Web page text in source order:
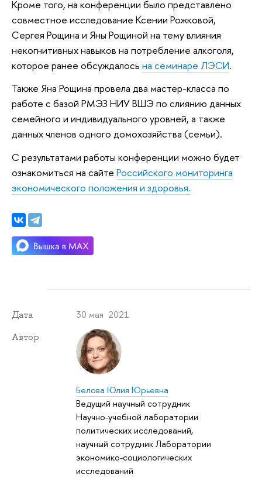
Кроме того, на конференции было представлено
совместное исследование Ксении Рожковой,
Сергея Рощина и Яны Рощиной на тему влияния
некогнитивных навыков на потребление алкоголя,
которое ранее обсуждалось на семинаре ЛЭСИ.
Также Яна Рощина провела два мастер-класса по
работе с базой РМЭЗ НИУ ВШЭ по слиянию данных
семейного и индивидуального уровней, а также
данных членов одного домохозяйства (семьи).
С результатами работы конференции можно будет
ознакомиться на сайте Российского мониторинга
экономического положения и здоровья.
Дата 30 мая 2021
Автор
Белова Юлия Юрьевна
Ведущий научный сотрудник
Научно-учебной лаборатории
политических исследований,
научный сотрудник Лаборатории
экономико-социологических
исследований